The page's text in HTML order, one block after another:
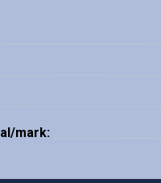
mark: